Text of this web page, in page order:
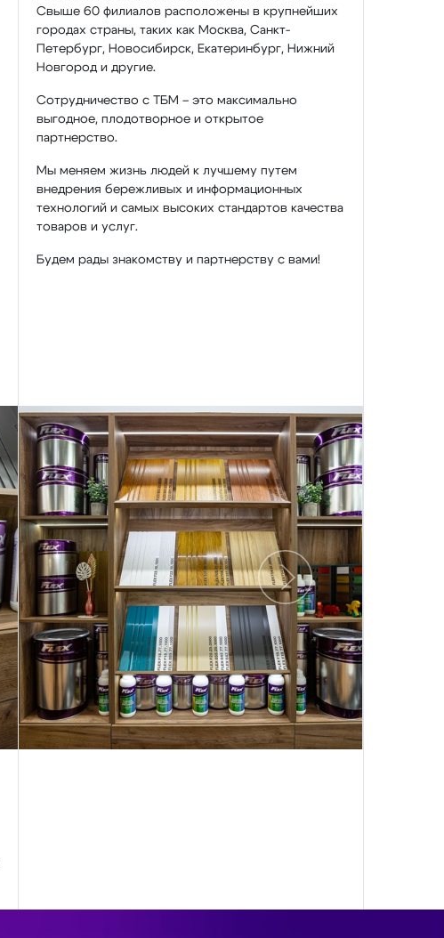
Свыше 60 филиалов расположены в крупнейших
городах страны, таких как Москва, Санкт-
Петербург, Новосибирск, Екатеринбург, Нижний
Новгород и другие.
Сотрудничество с ТБМ – это максимально
выгодное, плодотворное и открытое
партнерство.
Мы меняем жизнь людей к лучшему путем
внедрения бережливых и информационных
технологий и самых высоких стандартов качества
товаров и услуг.
Будем рады знакомству и партнерству с вами!
Следующий